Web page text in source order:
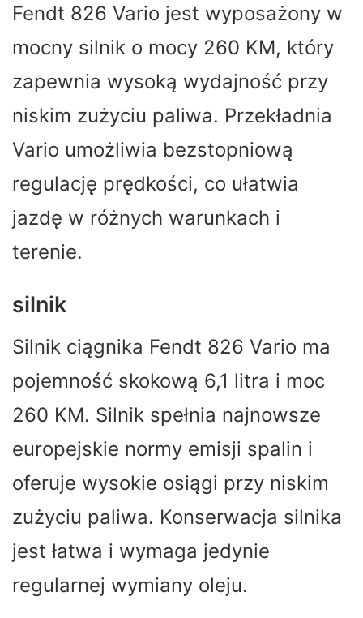
Fendt 826 Vario jest wyposażony w
mocny silnik o mocy 260 KM, który
zapewnia wysoką wydajność przy
niskim zużyciu paliwa. Przekładnia
Vario umożliwia bezstopniową
regulację prędkości, co ułatwia
jazdę w różnych warunkach i
terenie.
silnik
Silnik ciągnika Fendt 826 Vario ma
pojemność skokową 6,1 litra i moc
260 KM. Silnik spełnia najnowsze
europejskie normy emisji spalin i
oferuje wysokie osiągi przy niskim
zużyciu paliwa. Konserwacja silnika
jest łatwa i wymaga jedynie
regularnej wymiany oleju.